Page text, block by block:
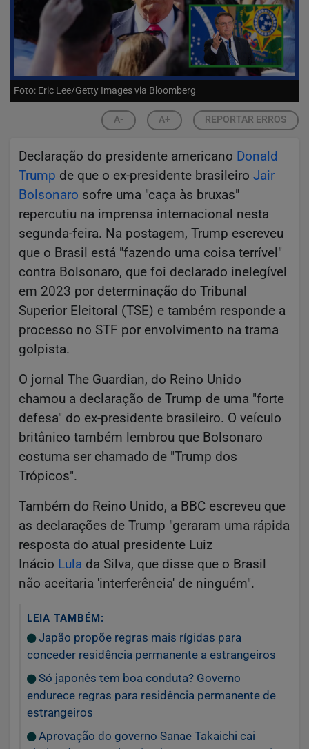
Foto: Eric Lee/Getty Images via Bloomberg
A- A+ REPORTAR ERROS
Declaração do presidente americano Donald
Trump de que o ex-presidente brasileiro Jair
Bolsonaro sofre uma "caça às bruxas"
repercutiu na imprensa internacional nesta
segunda-feira. Na postagem, Trump escreveu
que o Brasil está "fazendo uma coisa terrível"
contra Bolsonaro, que foi declarado inelegível
em 2023 por determinação do Tribunal
Superior Eleitoral (TSE) e também responde a
processo no STF por envolvimento na trama
golpista.
O jornal The Guardian, do Reino Unido
chamou a declaração de Trump de uma "forte
defesa" do ex-presidente brasileiro. O veículo
britânico também lembrou que Bolsonaro
costuma ser chamado de "Trump dos
Trópicos".
Também do Reino Unido, a BBC escreveu que
as declarações de Trump "geraram uma rápida
resposta do atual presidente Luiz
Inácio Lula da Silva, que disse que o Brasil
não aceitaria 'interferência' de ninguém".
LEIA TAMBÉM:
Japão propõe regras mais rígidas para
conceder residência permanente a estrangeiros
Só japonês tem boa conduta? Governo
endurece regras para residência permanente de
estrangeiros
Aprovação do governo Sanae Takaichi cai